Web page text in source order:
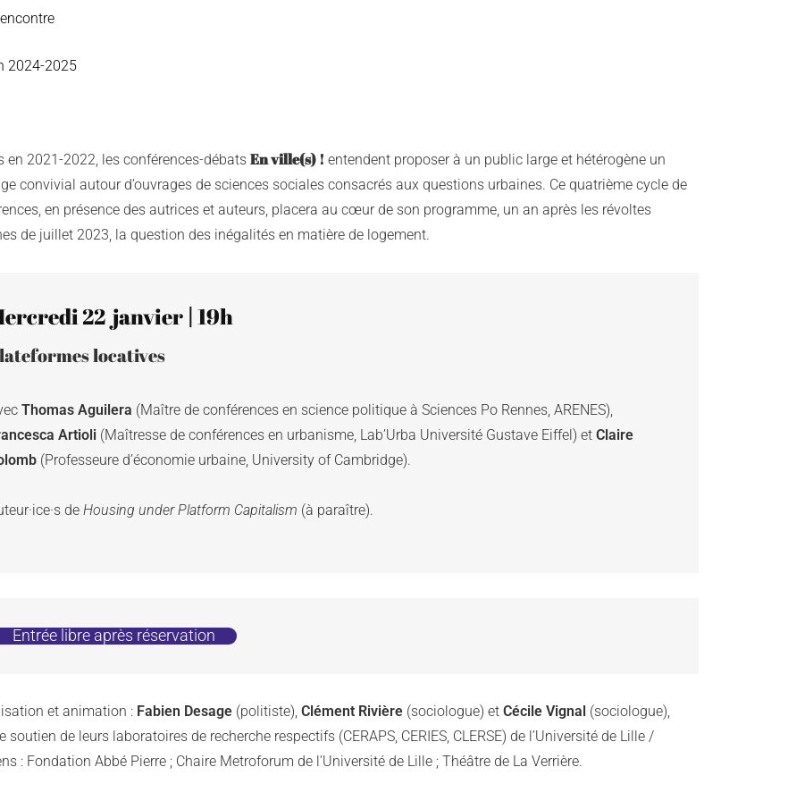
2024-2025
en 2021-2022, les conférences-débats En ville(s) ! entendent proposer à un public large et hétérogène un
convivial autour d’ouvrages de sciences sociales consacrés aux questions urbaines. Ce quatrième cycle de
en présence des autrices et auteurs, placera au cœur de son programme, un an après les révoltes
de juillet 2023, la question des inégalités en matière de logement.
22  janvier | 19h
locatives
Thomas Aguilera
Artioli (Maîtresse de conférences en urbanisme, Lab’Urba Université Gustave Eiffel) et Claire
(Professeure d’économie urbaine, University of Cambridge).
de Housing under Platform Capitalism (à paraître).
Entrée libre après réservation
et animation : Fabien Desage (politiste), Clément Rivière (sociologue) et Cécile Vignal (sociologue),
soutien de leurs laboratoires de recherche respectifs (CERAPS, CERIES, CLERSE) de l’Université de Lille /
: Fondation Abbé Pierre ; Chaire Metroforum de l’Université de Lille ; Théâtre de La Verrière.